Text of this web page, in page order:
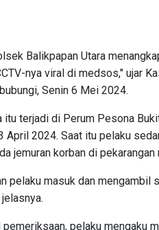
Balikpapan Utara
nya viral di medsos," ujar
Senin 6 Mei 2024.
itu terjadi di Perum Pesona
April 2024. Saat itu pelaku
jemuran korban di pekarangan
pelaku masuk dan mengambil
pemeriksaan, pelaku mengaku